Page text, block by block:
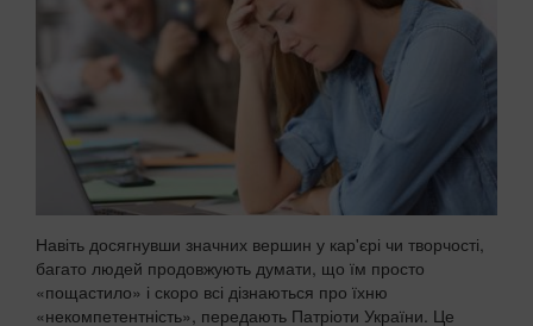
Навіть досягнувши значних вершин у кар'єрі чи творчості,
багато людей продовжують думати, що їм просто
«пощастило» і скоро всі дізнаються про їхню
«некомпетентність», передають Патріоти України. Це